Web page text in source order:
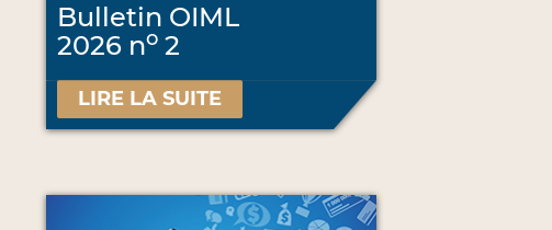
Bulletin OIML
2026 no2
LIRE LA SUITE